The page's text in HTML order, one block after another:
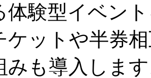
体験型イベン
ケットや半券
みも導入しま